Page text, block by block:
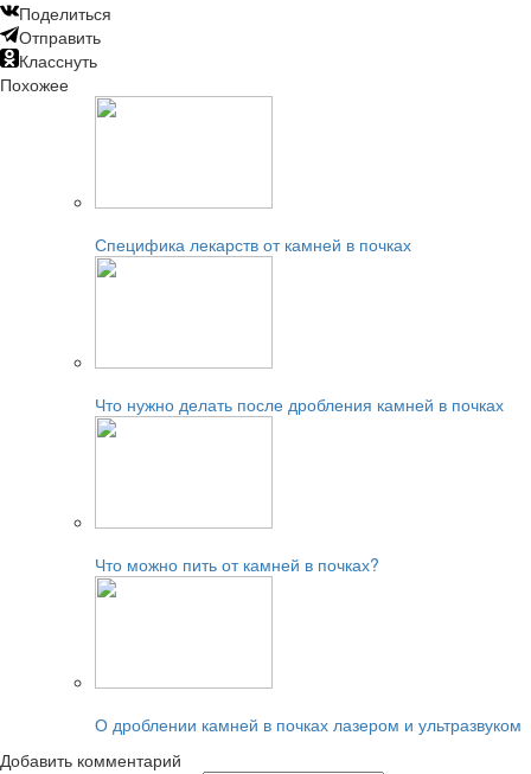
Поделиться
Отправить
Класснуть
Похожее
Специфика лекарств от камней в почках
Что нужно делать после дробления камней в почках
Что можно пить от камней в почках?
О дроблении камней в почках лазером и ультразвуком
Добавить комментарий